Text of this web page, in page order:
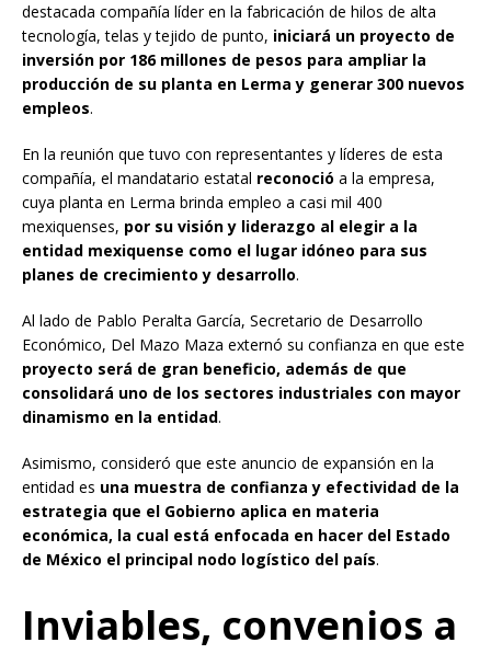
destacada compañía líder en la fabricación de hilos de alta
tecnología, telas y tejido de punto, iniciará un proyecto de
inversión por 186 millones de pesos para ampliar la
producción de su planta en Lerma y generar 300 nuevos
empleos.
En la reunión que tuvo con representantes y líderes de esta
compañía, el mandatario estatal reconoció a la empresa,
cuya planta en Lerma brinda empleo a casi mil 400
mexiquenses, por su visión y liderazgo al elegir a la
entidad mexiquense como el lugar idóneo para sus
planes de crecimiento y desarrollo.
Al lado de Pablo Peralta García, Secretario de Desarrollo
Económico, Del Mazo Maza externó su confianza en que este
proyecto será de gran beneficio, además de que
consolidará uno de los sectores industriales con mayor
dinamismo en la entidad.
Asimismo, consideró que este anuncio de expansión en la
entidad es una muestra de confianza y efectividad de la
estrategia que el Gobierno aplica en materia
económica, la cual está enfocada en hacer del Estado
de México el principal nodo logístico del país.
Inviables, convenios a